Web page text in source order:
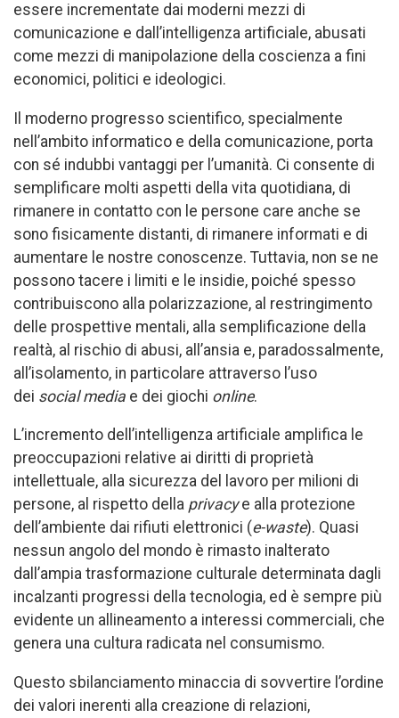
essere incrementate dai moderni mezzi di
comunicazione e dall’intelligenza artificiale, abusati
come mezzi di manipolazione della coscienza a fini
economici, politici e ideologici.
Il moderno progresso scientifico, specialmente
nell’ambito informatico e della comunicazione, porta
con sé indubbi vantaggi per l’umanità. Ci consente di
semplificare molti aspetti della vita quotidiana, di
rimanere in contatto con le persone care anche se
sono fisicamente distanti, di rimanere informati e di
aumentare le nostre conoscenze. Tuttavia, non se ne
possono tacere i limiti e le insidie, poiché spesso
contribuiscono alla polarizzazione, al restringimento
delle prospettive mentali, alla semplificazione della
realtà, al rischio di abusi, all’ansia e, paradossalmente,
all’isolamento, in particolare attraverso l’uso
dei social media e dei giochi online.
L’incremento dell’intelligenza artificiale amplifica le
preoccupazioni relative ai diritti di proprietà
intellettuale, alla sicurezza del lavoro per milioni di
persone, al rispetto della privacye alla protezione
dell’ambiente dai rifiuti elettronici (e-waste). Quasi
nessun angolo del mondo è rimasto inalterato
dall’ampia trasformazione culturale determinata dagli
incalzanti progressi della tecnologia, ed è sempre più
evidente un allineamento a interessi commerciali, che
genera una cultura radicata nel consumismo.
Questo sbilanciamento minaccia di sovvertire l’ordine
dei valori inerenti alla creazione di relazioni,